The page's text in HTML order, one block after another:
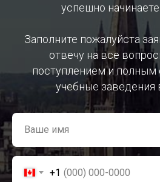
успешно начинаете
Заполните пожалуйста
отвечу на все
поступлением и
учебные заведения
Ваше имя
+1